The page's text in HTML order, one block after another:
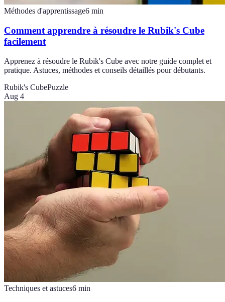
Méthodes d'apprentissage6 min
Comment apprendre à résoudre le Rubik's Cube
facilement
Apprenez à résoudre le Rubik's Cube avec notre guide complet et
pratique. Astuces, méthodes et conseils détaillés pour débutants.
Rubik's CubePuzzle
Aug 4
Techniques et astuces6 min